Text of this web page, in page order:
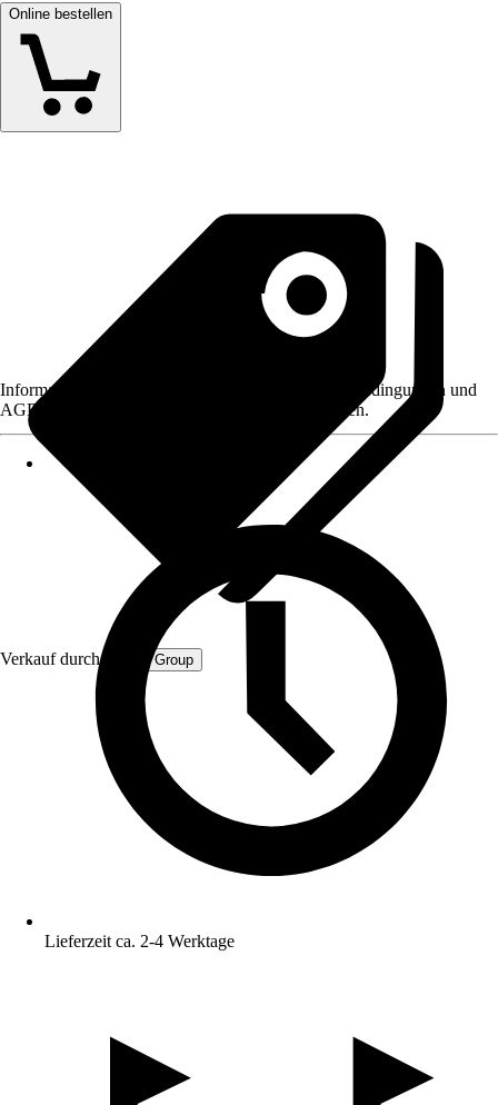
Online bestellen
Verkauf durch: Retail Group
Informationen des Verkäufers, wie z. B. Rückgabebedingungen und
AGB, finden Sie bei Klick auf den Verkäufernamen.
Lieferzeit ca. 2-4 Werktage